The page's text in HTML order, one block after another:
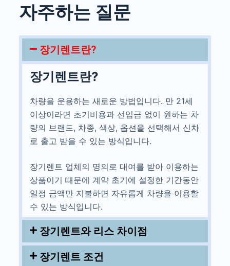
자주하는 질문
장기렌트란?
장기렌트란?
차량을 운용하는 새로운 방법입니다. 만 21세
이상이라면 초기비용과 선입금 없이 원하는 차
량의 브랜드, 차종, 색상, 옵션을 선택해서 신차
로 출고 받을 수 있는 방식입니다.
장기렌트 업체의 명의로 대여를 받아 이용하는
상품이기 때문에 계약 초기에 설정한 기간동안
일정 금액만 지불하면 자유롭게 차량을 이용할
수 있는 방식입니다.
장기렌트와 리스 차이점
장기렌트 조건